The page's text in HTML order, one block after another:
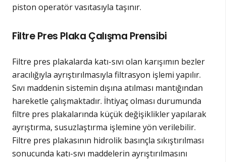
piston operatör vasıtasıyla taşınır.
Filtre Pres Plaka Çalışma Prensibi
Filtre pres plakalarda katı-sıvı olan karışımın bezler
aracılığıyla ayrıştırılmasıyla filtrasyon işlemi yapılır.
Sıvı maddenin sistemin dışına atılması mantığından
hareketle çalışmaktadır. İhtiyaç olması durumunda
filtre pres plakalarında küçük değişiklikler yapılarak
ayrıştırma, susuzlaştırma işlemine yön verilebilir.
Filtre pres plakasının hidrolik basınçla sıkıştırılması
sonucunda katı-sıvı maddelerin ayrıştırılmasını